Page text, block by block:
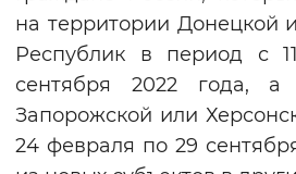
на территории Донецкой
Республик в период с
сентября 2022 года,
Запорожской или
24 февраля по 29